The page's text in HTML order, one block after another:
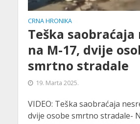
CRNA HRONIKA
Teška saobraćaja
na M-17, dvije
smrtno stradale
19. Marta 2025.
VIDEO: Teška saobraćaja
dvije osobe smrtno stradale-